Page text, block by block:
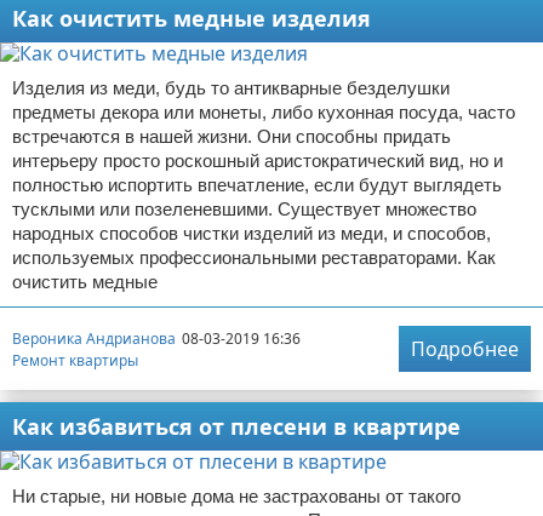
Как очистить медные изделия
Изделия из меди, будь то антикварные безделушки
предметы декора или монеты, либо кухонная посуда, часто
встречаются в нашей жизни. Они способны придать
интерьеру просто роскошный аристократический вид, но и
полностью испортить впечатление, если будут выглядеть
тусклыми или позеленевшими. Существует множество
народных способов чистки изделий из меди, и способов,
используемых профессиональными реставраторами. Как
очистить медные
Вероника Андрианова 08-03-2019 16:36
Ремонт квартиры
Подробнее
Как избавиться от плесени в квартире
Ни старые, ни новые дома не застрахованы от такого